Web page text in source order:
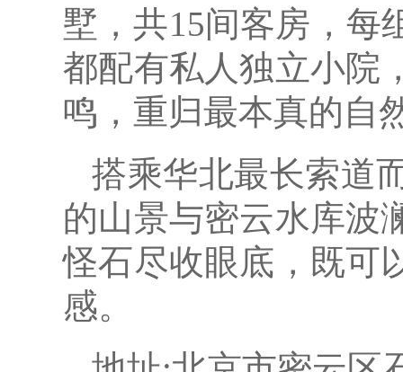
墅，共15间客房，每
都配有私人独立小院
鸣，重归最本真的自
搭乘华北最长索道
的山景与密云水库波
怪石尽收眼底，既可
感。